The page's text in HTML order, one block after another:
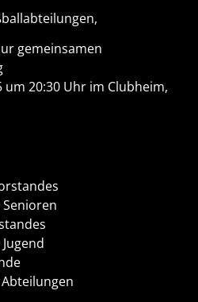
gemeinsamen
um 20:30 Uhr im Clubheim,